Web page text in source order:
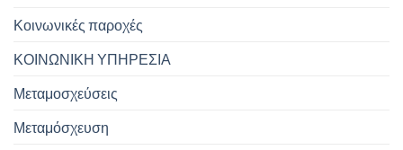
Κοινωνικές παροχές
ΚΟΙΝΩΝΙΚΗ ΥΠΗΡΕΣΙΑ
Μεταμοσχεύσεις
Μεταμόσχευση